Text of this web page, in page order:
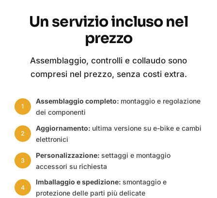
Un servizio incluso nel
prezzo
Assemblaggio, controlli e collaudo sono
compresi nel prezzo, senza costi extra.
1
Assemblaggio completo: montaggio e regolazione
dei componenti
2
Aggiornamento: ultima versione su e-bike e cambi
elettronici
3
Personalizzazione: settaggi e montaggio
accessori su richiesta
4
Imballaggio e spedizione: smontaggio e
protezione delle parti più delicate